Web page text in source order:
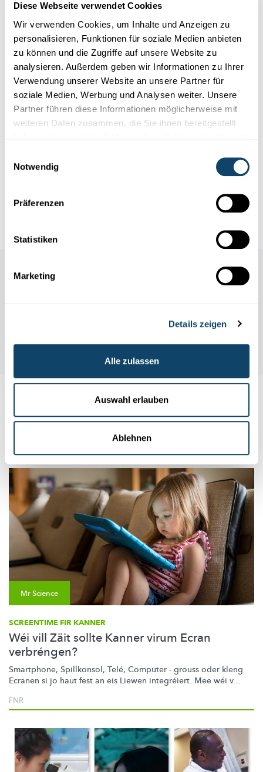
Diese Webseite verwendet Cookies
Wir verwenden Cookies, um Inhalte und Anzeigen zu
personalisieren, Funktionen für soziale Medien anbieten
zu können und die Zugriffe auf unsere Website zu
analysieren. Außerdem geben wir Informationen zu Ihrer
Verwendung unserer Website an unsere Partner für
soziale Medien, Werbung und Analysen weiter. Unsere
Partner führen diese Informationen möglicherweise mit
weiteren Daten zusammen, die Sie ihnen bereitgestellt
Notwendig
Präferenzen
Statistiken
Marketing
Details zeigen
Alle zulassen
Auswahl erlauben
Ablehnen
Autor: scienceRELATIONS
Editor: Michelle Schaltz (FNR)
Infobox
Links
Auch interessant
Mr Science
SCREENTIME FIR KANNER
Wéi vill Zäit sollte Kanner virum Ecran
verbréngen?
Smartphone, Spillkonsol, Telé, Computer - grouss oder kleng
Ecranen si jo haut fest an eis Liewen integréiert. Mee wéi v...
FNR